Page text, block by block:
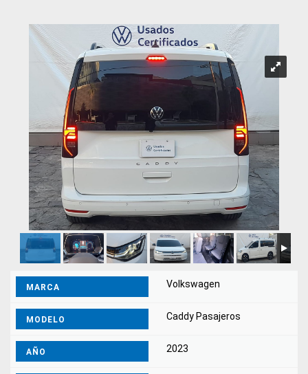
MARCA Volkswagen
MODELO Caddy Pasajeros
AÑO 2023